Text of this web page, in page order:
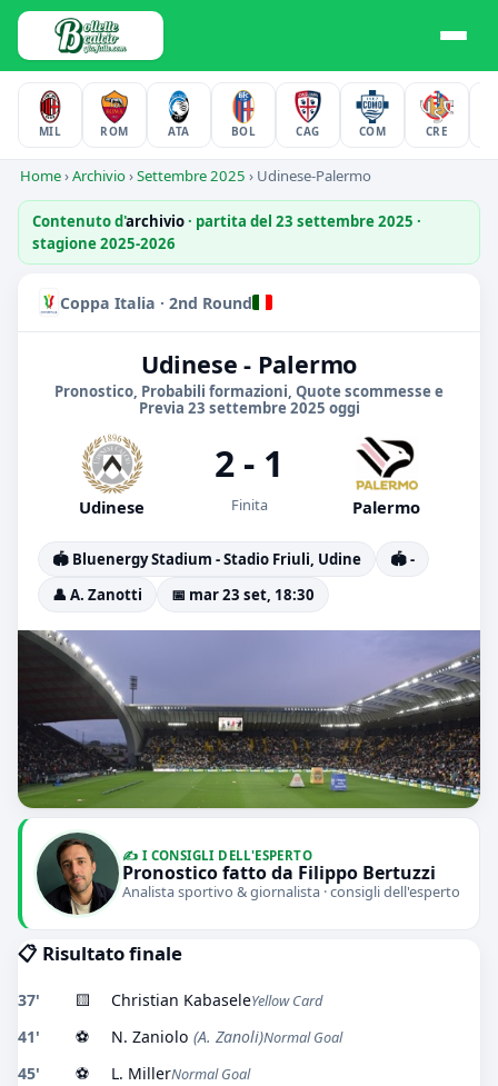
MIL ROM ATA BOL CAG COM CRE
Home›Archivio›Settembre 2025 › Udinese-Palermo
Contenuto d'archivio· partita del 23 settembre 2025 ·
stagione 2025-2026
Coppa Italia · 2nd Round
Udinese - Palermo
Pronostico, Probabili formazioni, Quote scommesse e
Previa 23 settembre 2025 oggi
Udinese
2 - 1
Finita Palermo
🏟️ Bluenergy Stadium - Stadio Friuli, Udine
🏟️ -
👤 A. Zanotti
📅 mar 23 set, 18:30
✍️ I CONSIGLI DELL'ESPERTO
Pronostico fatto da Filippo Bertuzzi
Analista sportivo & giornalista · consigli dell'esperto
📋 Risultato finale
37' 🟨 Christian KabaseleYellow Card
41' ⚽ N. Zaniolo (A. Zanoli)Normal Goal
45' ⚽ L. MillerNormal Goal